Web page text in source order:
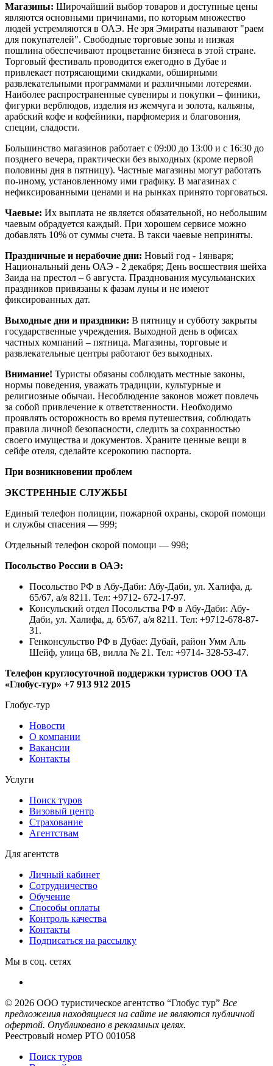
Магазины: Широчайший выбор товаров и доступные цены
являются основными причинами, по которым множество
людей устремляются в ОАЭ. Не зря Эмираты называют "раем
для покупателей". Свободные торговые зоны и низкая
пошлина обеспечивают процветание бизнеса в этой стране.
Торговый фестиваль проводится ежегодно в Дубае и
привлекает потрясающими скидками, обширными
развлекательными программами и различными лотереями.
Наиболее распространенные сувениры и покупки – финики,
фигурки верблюдов, изделия из жемчуга и золота, кальяны,
арабский кофе и кофейники, парфюмерия и благовония,
специи, сладости.
Большинство магазинов работает с 09:00 до 13:00 и с 16:30 до
позднего вечера, практически без выходных (кроме первой
половины дня в пятницу). Частные магазины могут работать
по-иному, установленному ими графику. В магазинах с
нефиксированными ценами и на рынках принято торговаться.
Чаевые: Их выплата не является обязательной, но небольшим
чаевым обрадуется каждый. При хорошем сервисе можно
добавлять 10% от суммы счета. В такси чаевые неприняты.
Праздничные и нерабочие дни: Новый год - 1января;
Национальный день ОАЭ - 2 декабря; День восшествия шейха
Заида на престол – 6 августа. Празднования мусульманских
праздников привязаны к фазам луны и не имеют
фиксированных дат.
Выходные дни и праздники: В пятницу и субботу закрыты
государственные учреждения. Выходной день в офисах
частных компаний – пятница. Магазины, торговые и
развлекательные центры работают без выходных.
Внимание! Туристы обязаны соблюдать местные законы,
нормы поведения, уважать традиции, культурные и
религиозные обычаи. Несоблюдение законов может повлечь
за собой привлечение к ответственности. Необходимо
проявлять осторожность во время путешествия, соблюдать
правила личной безопасности, следить за сохранностью
своего имущества и документов. Храните ценные вещи в
сейфе отеля, сделайте ксерокопию паспорта.
При возникновении проблем
ЭКСТРЕННЫЕ СЛУЖБЫ
Единый телефон полиции, пожарной охраны, скорой помощи
и службы спасения — 999;
Отдельный телефон скорой помощи — 998;
Посольство России в ОАЭ:
Посольство РФ в Абу-Даби: Абу-Даби, ул. Халифа, д.
65/67, а/я 8211. Тел: +9712- 672-17-97.
Консульский отдел Посольства РФ в Абу-Даби: Абу-
Даби, ул. Халифа, д. 65/67, а/я 8211. Тел: +9712-678-87-
31.
Генконсульство РФ в Дубае: Дубай, район Умм Аль
Шейф, улица 6B, вилла № 21. Тел: +9714- 328-53-47.
Телефон круглосуточной поддержки туристов ООО ТА
«Глобус-тур» +7 913 912 2015
Глобус-тур
Новости
О компании
Вакансии
Контакты
Услуги
Поиск туров
Визовый центр
Страхование
Агентствам
Для агентств
Личный кабинет
Сотрудничество
Обучение
Способы оплаты
Контроль качества
Контакты
Подписаться на рассылку
Мы в соц. сетях
© 2026 ООО туристическое агентство “Глобус тур” Все
предложения находящиеся на сайте не являются публичной
офертой. Опубликовано в рекламных целях.
Реестровый номер РТО 001058
Поиск туров